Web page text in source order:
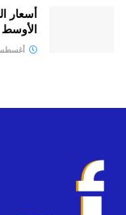
أسعار
الأوسط
أغسطس 7,